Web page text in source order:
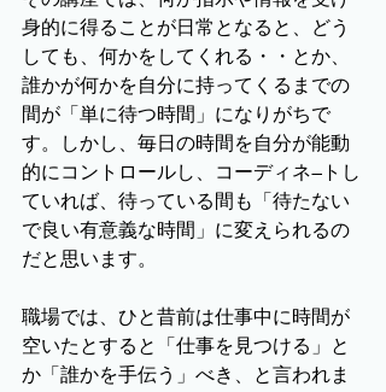
身的に得ることが日常となると、どう
しても、何かをしてくれる・・とか、
誰かが何かを自分に持ってくるまでの
間が「単に待つ時間」になりがちで
す。しかし、毎日の時間を自分が能動
的にコントロールし、コーディネ―トし
ていれば、待っている間も「待たない
で良い有意義な時間」に変えられるの
だと思います。
職場では、ひと昔前は仕事中に時間が
空いたとすると「仕事を見つける」と
か「誰かを手伝う」べき、と言われま